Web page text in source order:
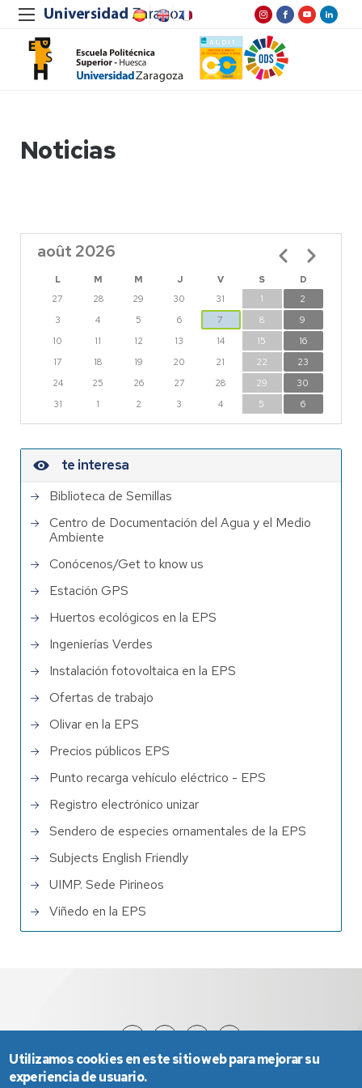
Noticias
août 2026
L M M J V S
D
27
28 29 30 31 1
2
3
4 5 6 7 8
9
10
11 12 13 14 15
16
17
18 19 20 21 22
23
24
25 26 27 28 29
30
31
1 2 3 4 5 6
Pagination
te interesa
Biblioteca de Semillas
Centro de Documentación del Agua y el Medio
Ambiente
Conócenos/Get to know us
Estación GPS
Huertos ecológicos en la EPS
Ingenierías Verdes
Instalación fotovoltaica en la EPS
Ofertas de trabajo
Olivar en la EPS
Precios públicos EPS
Punto recarga vehículo eléctrico - EPS
Registro electrónico unizar
Sendero de especies ornamentales de la EPS
Subjects English Friendly
UIMP. Sede Pirineos
Viñedo en la EPS
Utilizamos cookies en este sitio web para mejorar su
experiencia de usuario.